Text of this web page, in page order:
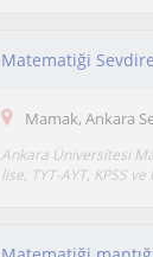
Matematiği
Mamak, Ankara
Ankara Üniversitesi
lise, TYT-AYT, KPSS